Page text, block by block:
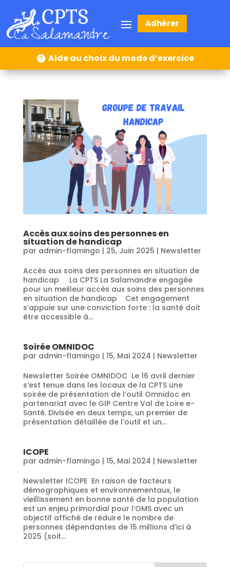
Adhérer
Aide au choix du mode d’exercice
Accès aux soins des personnes en
situation de handicap
par admin-flamingo | 25, Juin 2025 | Newsletter
Accès aux soins des personnes en situation de
handicap La CPTS La Salamandre engagée
pour un meilleur accès aux soins des personnes
en situation de handicap Cet engagement
s’appuie sur une conviction forte : la santé doit
être accessible à...
Soirée OMNIDOC
par admin-flamingo | 15, Mai 2024 | Newsletter
Newsletter Soirée OMNIDOC Le 16 avril dernier
s’est tenue dans les locaux de la CPTS une
soirée de présentation de l’outil Omnidoc en
partenariat avec le GIP Centre Val de Loire e-
Santé. Divisée en deux temps, un premier de
présentation détaillée de l’outil et un...
ICOPE
par admin-flamingo | 15, Mai 2024 | Newsletter
Newsletter ICOPE En raison de facteurs
démographiques et environnementaux, le
vieillissement en bonne santé de la population
est un enjeu primordial pour l’OMS avec un
objectif affiché de réduire le nombre de
personnes dépendantes de 15 millions d’ici à
2025 (soit...